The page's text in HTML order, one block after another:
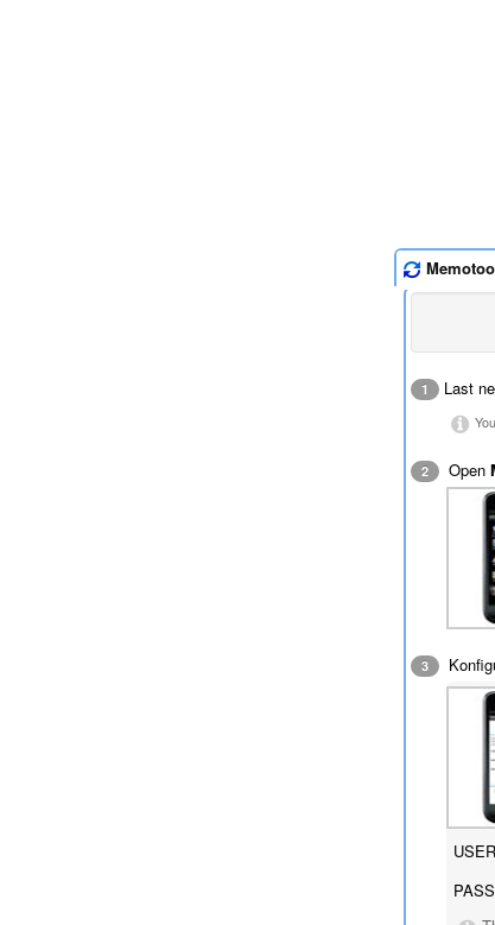
1 Last
2 Open
3